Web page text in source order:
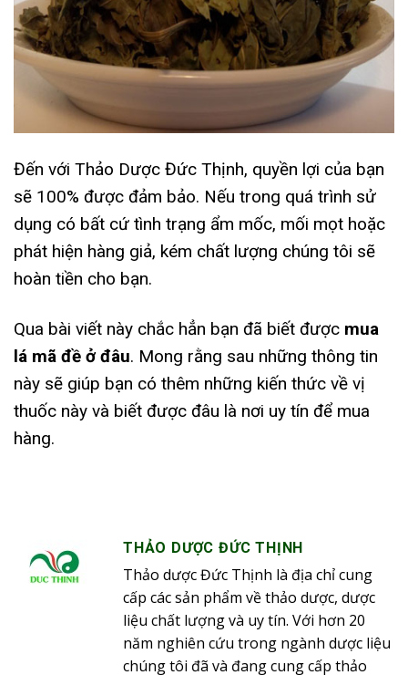
Đến với Thảo Dược Đức Thịnh, quyền lợi của bạn
sẽ 100% được đảm bảo. Nếu trong quá trình sử
dụng có bất cứ tình trạng ẩm mốc, mối mọt hoặc
phát hiện hàng giả, kém chất lượng chúng tôi sẽ
hoàn tiền cho bạn.
Qua bài viết này chắc hẳn bạn đã biết được mua
lá mã đề ở đâu. Mong rằng sau những thông tin
này sẽ giúp bạn có thêm những kiến thức về vị
thuốc này và biết được đâu là nơi uy tín để mua
hàng.
THẢO DƯỢC ĐỨC THỊNH
Thảo dược Đức Thịnh là địa chỉ cung
cấp các sản phẩm về thảo dược, dược
liệu chất lượng và uy tín. Với hơn 20
năm nghiên cứu trong ngành dược liệu
chúng tôi đã và đang cung cấp thảo